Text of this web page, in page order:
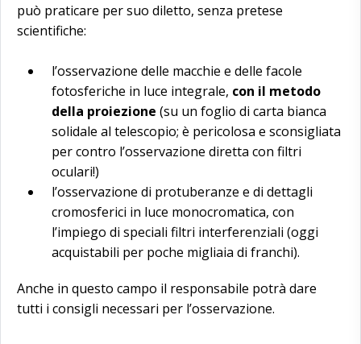
può praticare per suo diletto, senza pretese
scientifiche:
l’osservazione delle macchie e delle facole
fotosferiche in luce integrale, con il metodo
della proiezione (su un foglio di carta bianca
solidale al telescopio; è pericolosa e sconsigliata
per contro l’osservazione diretta con filtri
oculari!)
l’osservazione di protuberanze e di dettagli
cromosferici in luce monocromatica, con
l’impiego di speciali filtri interferenziali (oggi
acquistabili per poche migliaia di franchi).
Anche in questo campo il responsabile potrà dare
tutti i consigli necessari per l’osservazione.